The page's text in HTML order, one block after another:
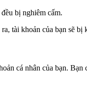
bị nghiêm cấm.
tài khoản của bạn sẽ bị
cá nhân của bạn.